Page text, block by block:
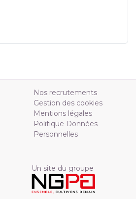
Nos recrutements
Gestion des cookies
Mentions légales
Politique Données
Personnelles
Un site du groupe